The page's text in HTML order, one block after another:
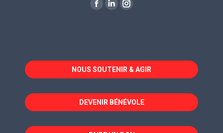
La
dans
une
fenêtre
La
dans
une
fenêtre
La
dans
une
fenêtre
NOUS SOUTENIR & AGIR
DEVENIR BÉNÉVOLE